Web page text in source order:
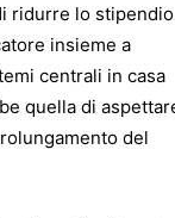
ridurre lo
insieme a
centrali in casa
quella di
del